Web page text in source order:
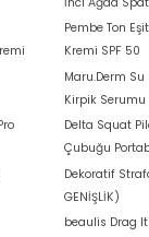
Pembe Ton
Kremi SPF 50
Maru.Derm
Kirpik Serumu
Delta Squat
Çubuğu
Dekoratif
GENİŞLİK)
beaulis Drag